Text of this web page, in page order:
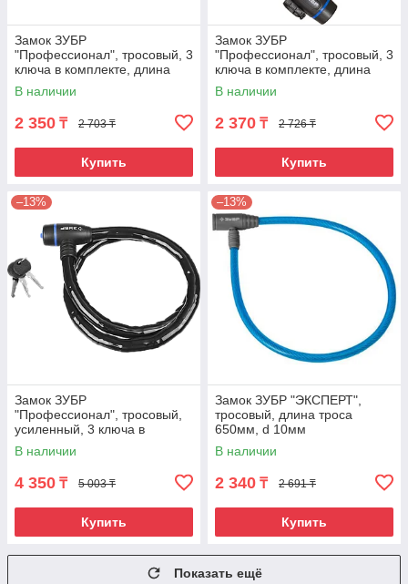
Замок ЗУБР
"Профессионал", тросовый, 3
ключа в комплекте, длина
троса 1200мм, d 10мм 950
В наличии
2 350 ₸ 2 703 ₸
Купить
Замок ЗУБР
"Профессионал", тросовый, 3
ключа в комплекте, длина
троса 1200мм, d 10мм
В наличии
2 370 ₸ 2 726 ₸
Купить
–13%
Замок ЗУБР
"Профессионал", тросовый,
усиленный, 3 ключа в
комплекте, длина троса
1000мм, d 18мм
В наличии
4 350 ₸ 5 003 ₸
Купить
–13%
Замок ЗУБР "ЭКСПЕРТ",
тросовый, длина троса
650мм, d 10мм
В наличии
2 340 ₸ 2 691 ₸
Купить
Показать ещё